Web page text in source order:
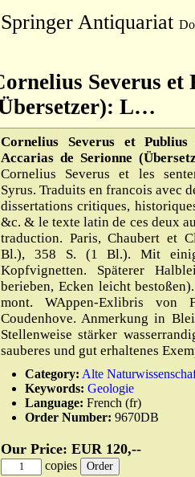
Antiquariat
Severus et
L…
Cornelius Severus et Publius
Accarias de Serionne
Cornelius Severus et les
Syrus. Traduits en francois avec
dissertations critiques,
&c. & le texte latin de ces deux
traduction. Paris, Chaubert et
Bl.), 358 S. (1 Bl.). Mit
Kopfvignetten. Späterer
berieben, Ecken leicht
mont. WAppen-Exlibris von
Coudenhove. Anmerkung in
Stellenweise stärker
sauberes und gut erhaltenes
Category: Alte
Keywords: Geologie
Language: French (fr)
Order Number: 9670DB
Our Price: EUR 120,--
copies